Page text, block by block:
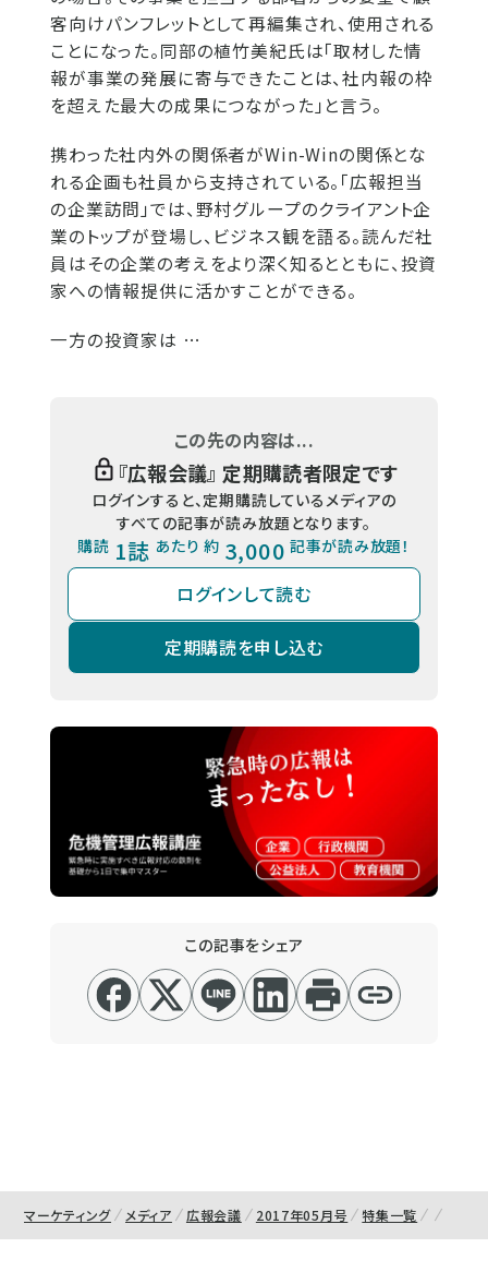
客向けパンフレットとして再編集され、使用される
ことになった。同部の植竹美紀氏は「取材した情
報が事業の発展に寄与できたことは、社内報の枠
を超えた最大の成果につながった」と言う。
携わった社内外の関係者がWin-Winの関係とな
れる企画も社員から支持されている。「広報担当
の企業訪問」では、野村グループのクライアント企
業のトップが登場し、ビジネス観を語る。読んだ社
員はその企業の考えをより深く知るとともに、投資
家への情報提供に活かすことができる。
一方の投資家は …
この先の内容は...
『広報会議』 定期購読者限定です
ログインすると、定期購読しているメディアの
すべての記事が読み放題となります。
購読 1誌 あたり 約 3,000 記事が読み放題！
ログインして読む
定期購読を申し込む
この記事をシェア
マーケティング メディア 広報会議 2017年05月号 特集一覧